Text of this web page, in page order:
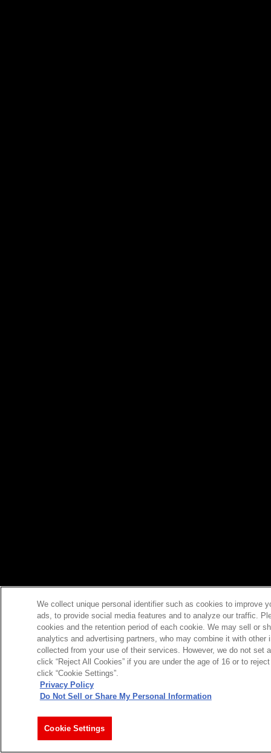
We collect unique personal identifier such as cookies to improve
ads, to provide social media features and to analyze our traffic.
cookies and the retention period of each cookie. We may sell or
analytics and advertising partners, who may combine it with
collected from your use of their services. However, we do not set
click “Reject All Cookies” if you are under the age of 16 or to
click “Cookie Settings”.
Privacy Policy
Do Not Sell or Share My Personal Information
Cookie Settings